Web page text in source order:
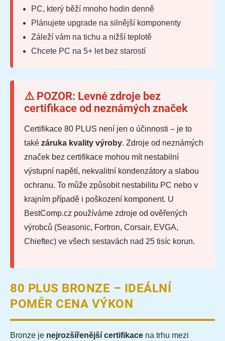
PC, který běží mnoho hodin denně
Plánujete upgrade na silnější komponenty
Záleží vám na tichu a nižší teplotě
Chcete PC na 5+ let bez starostí
⚠️ POZOR: Levné zdroje bez
certifikace od neznámých značek
Certifikace 80 PLUS není jen o účinnosti – je to
také záruka kvality výroby. Zdroje od neznámých
značek bez certifikace mohou mít nestabilní
výstupní napětí, nekvalitní kondenzátory a slabou
ochranu. To může způsobit nestabilitu PC nebo v
krajním případě i poškození komponent. U
BestComp.cz používáme zdroje od ověřených
výrobců (Seasonic, Fortron, Corsair, EVGA,
Chieftec) ve všech sestavách nad 25 tisíc korun.
80 PLUS BRONZE – IDEÁLNÍ
POMĚR CENA VÝKON
Bronze je nejrozšířenější certifikace na trhu mezi